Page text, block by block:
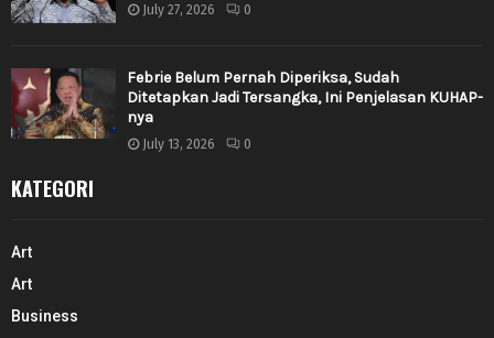
July 27, 2026 0
Febrie Belum Pernah Diperiksa, Sudah
Ditetapkan Jadi Tersangka, Ini Penjelasan KUHAP-
nya
July 13, 2026 0
KATEGORI
Art
Art
Business